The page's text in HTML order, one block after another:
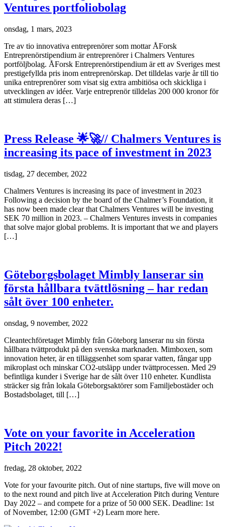
Ventures portfoliobolag
onsdag, 1 mars, 2023
Tre av tio innovativa entreprenörer som mottar ÅForsk
Entreprenörstipendium är entreprenörer i Chalmers Ventures
portföljbolag. ÅForsk Entreprenörstipendium är ett av Sveriges mest
prestigefyllda pris inom entreprenörskap. Det tilldelas varje år till tio
unika entreprenörer som visat sig extra ambitiösa och skickliga i
utvecklingen av idéer. Varje entreprenör tilldelas 200 000 kronor för
att stimulera deras […]
Press Release 🌟🚀// Chalmers Ventures is
increasing its pace of investment in 2023
tisdag, 27 december, 2022
Chalmers Ventures is increasing its pace of investment in 2023
Following a decision by the board of the Chalmer’s Foundation, it
has now been made clear that Chalmers Ventures will be investing
SEK 70 million in 2023. – Chalmers Ventures invests in companies
that solve major global problems. It is important that we and players
[…]
Göteborgsbolaget Mimbly lanserar sin
första hållbara tvättlösning – har redan
sålt över 100 enheter.
onsdag, 9 november, 2022
Cleantechföretaget Mimbly från Göteborg lanserar nu sin första
hållbara tvättprodukt på den svenska marknaden. Mimboxen, som
innovation heter, är en tilläggsenhet som sparar vatten, fångar upp
mikroplast och minskar CO2-utsläpp under tvättprocessen. Med 29
befintliga kunder i Sverige har de sålt över 110 enheter. Kundlista
sträcker sig från lokala Göteborgsaktörer som Familjebostäder och
Bostadsbolaget, till […]
Vote on your favorite in Acceleration
Pitch 2022!
fredag, 28 oktober, 2022
Vote for your favourite pitch. Out of nine startups, five will move on
to the next round and pitch live at Acceleration Pitch during Venture
Day 2022 – and compete for a prize of 50 000 SEK. Deadline: 1st
of November, 12:00 (GMT +2)​ Learn more here.